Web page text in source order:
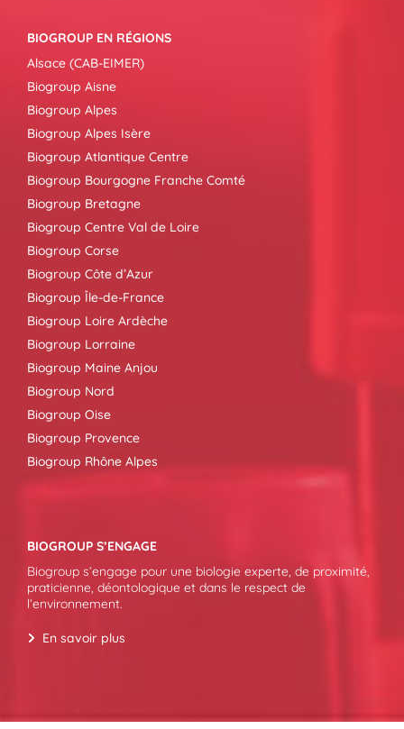
BIOGROUP EN RÉGIONS
Alsace (CAB-EIMER)
Biogroup Aisne
Biogroup Alpes
Biogroup Alpes Isère
Biogroup Atlantique Centre
Biogroup Bourgogne Franche Comté
Biogroup Bretagne
Biogroup Centre Val de Loire
Biogroup Corse
Biogroup Côte d’Azur
Biogroup Île-de-France
Biogroup Loire Ardèche
Biogroup Lorraine
Biogroup Maine Anjou
Biogroup Nord
Biogroup Oise
Biogroup Provence
Biogroup Rhône Alpes
BIOGROUP S’ENGAGE
Biogroup s’engage pour une biologie experte, de proximité,
praticienne, déontologique et dans le respect de
l’environnement.
En savoir plus